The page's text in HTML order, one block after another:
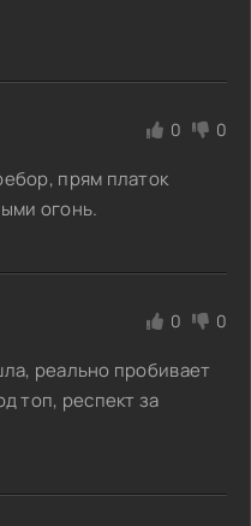
0 0
прям платок
огонь.
0 0
реально пробивает
топ, респект за